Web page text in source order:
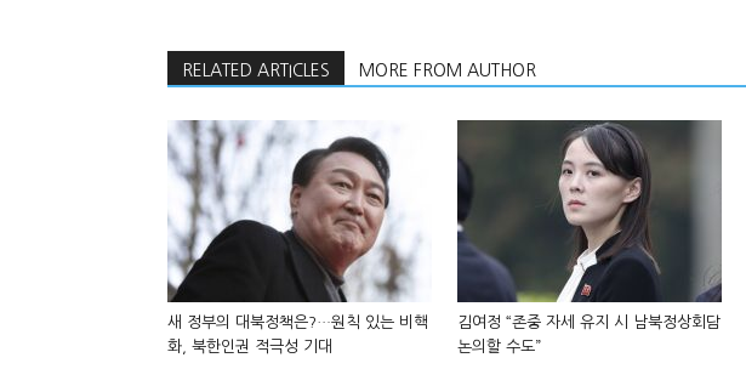
RELATED ARTICLES MORE FROM AUTHOR
새 정부의 대북정책은?…원칙 있는 비핵
화, 북한인권 적극성 기대
김여정 “존중 자세 유지 시 남북정상회담
논의할 수도”